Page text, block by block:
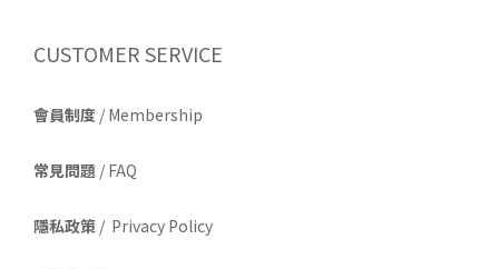
CUSTOMER SERVICE
會員制度 / Membership
常見問題 / FAQ
隱私政策 / Privacy Policy